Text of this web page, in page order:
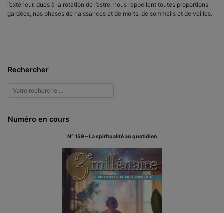
l’extérieur, dues à la rotation de l’astre, nous rappellent toutes proportions
gardées, nos phases de naissances et de morts, de sommeils et de veilles.
Rechercher
Numéro en cours
N° 159 – La spiritualité au quotidien